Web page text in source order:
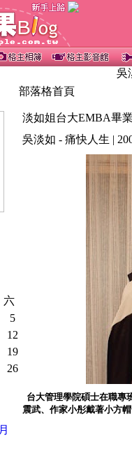
吳
六
5
12
19
26
部落格首頁
淡如姐台大EMBA畢
吳淡如 - 痛快人生 |
台大管理學院碩士在職專
震武、作家小彤戴著小方